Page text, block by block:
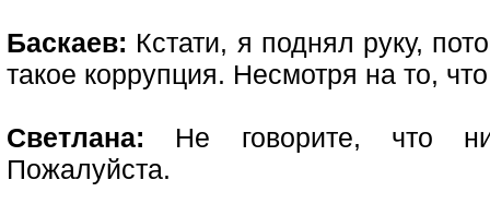
Баскаев: Кстати, я поднял руку,
такое коррупция. Несмотря на то,
Светлана: Не говорите, что
Пожалуйста.